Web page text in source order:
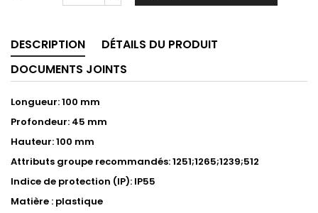
DESCRIPTION
DÉTAILS DU PRODUIT
DOCUMENTS JOINTS
Longueur: 100 mm
Profondeur: 45 mm
Hauteur: 100 mm
Attributs groupe recommandés: 1251;1265;1239;512
Indice de protection (IP): IP55
Matière : plastique